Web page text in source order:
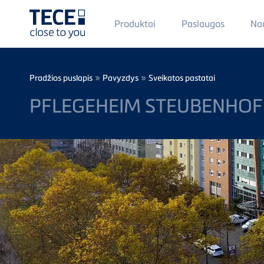
Main
Menü
1
Produktai Paslaugos
Breadcrumb
Pradžios puslapis » Pavyzdys » Sveikatos pastatai
PFLEGEHEIM STEUBENHOF